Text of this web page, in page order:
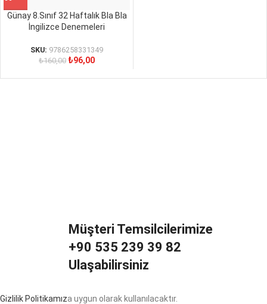
Günay 8.Sınıf 32 Haftalık Bla Bla
İngilizce Denemeleri
SKU: 9786258331349
₺160,00 ₺96,00
Müşteri Temsilcilerimize
+90 535 239 39 82
Ulaşabilirsiniz
Gizlilik Politikamıza uygun olarak kullanılacaktır.